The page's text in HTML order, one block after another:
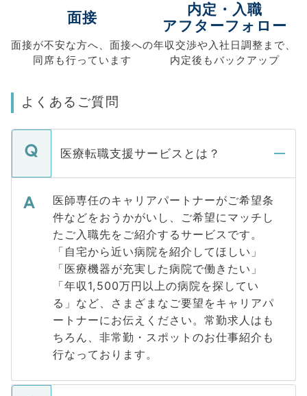
面接
面接が不安な方へ、 面接への
同席も行っています
内定・入職
アフターフォロー
年収交渉や入社日調整まで、
内定後もバックアップ
よくあるご質問
医療転職支援サービスとは？
医師専任のキャリアパートナーがご希望条
件などをおうかがいし、ご希望にマッチし
たご入職先をご紹介するサービスです。
「自宅から近い病院を紹介してほしい」
「医療機器が充実した病院で働きたい」
「年収1,500万円以上の病院を探してい
る」など、さまざまなご要望をキャリアパ
ートナーにお伝えください。常勤求人はも
ちろん、非常勤・スポットのお仕事紹介も
行なっております。